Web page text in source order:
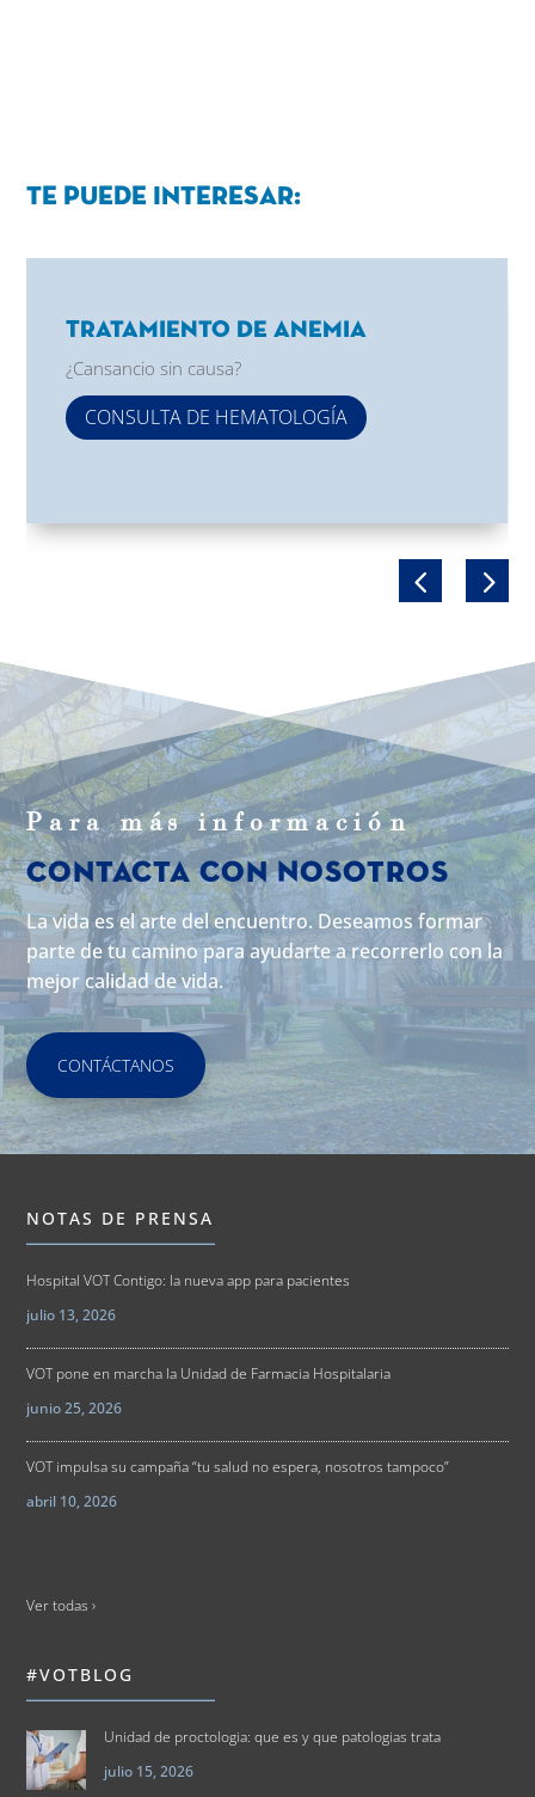
Te puede interesar:
Tratamiento de Anemia
¿Cansancio sin causa?
CONSULTA DE HEMATOLOGÍA
Para más información
Contacta con Nosotros
La vida es el arte del encuentro. Deseamos formar
parte de tu camino para ayudarte a recorrerlo con la
mejor calidad de vida.
CONTÁCTANOS
NOTAS DE PRENSA
Hospital VOT Contigo: la nueva app para pacientes
julio 13, 2026
VOT pone en marcha la Unidad de Farmacia Hospitalaria
junio 25, 2026
VOT impulsa su campaña “tu salud no espera, nosotros tampoco”
abril 10, 2026
Ver todas ›
#VOTBLOG
Unidad de proctologia: que es y que patologias trata
julio 15, 2026